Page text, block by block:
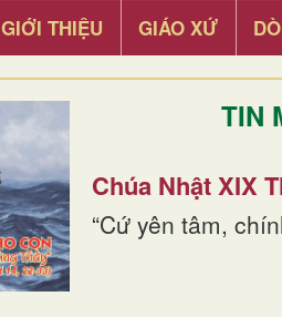
GIỚI THIỆU GIÁO XỨ
TIN
Chúa Nhật XIX
“Cứ yên tâm,